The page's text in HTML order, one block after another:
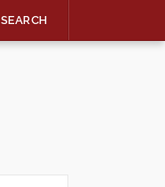
SEARCH